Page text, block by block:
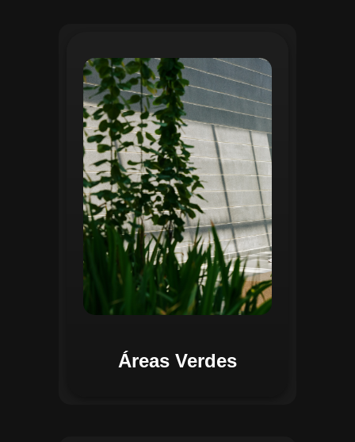
Áreas Verdes
O módulo de Gestão de Áreas Verdes do
Regente aplica tecnologias avançadas de
geoprocessamento para mapear e
monitorar espaços verdes, registrando
localização, tipo de vegetação e estado
de conservação. Ele organiza fluxos de
manutenção e garante que as atividades
sejam realizadas de forma eficiente e
programada. Relatórios analíticos ajudam
a avaliar ações realizadas, promovendo a
sustentabilidade e o uso estratégico do
espaço urbano.